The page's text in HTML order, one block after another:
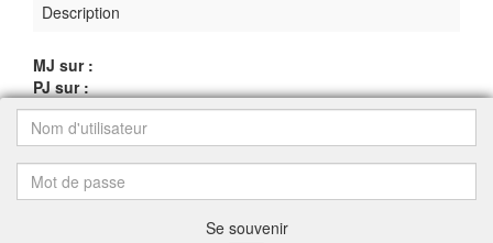
Description
MJ sur :
PJ sur :
Se souvenir